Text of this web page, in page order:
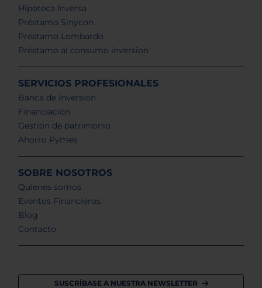
Hipoteca Inversa
Préstamo Sinycon
Préstamo Lombardo
Préstamo al consumo inversion
SERVICIOS PROFESIONALES
Banca de Inversión
Financiación
Gestión de patrimonio
Ahorro Pymes
SOBRE NOSOTROS
Quienes somos
Eventos Financieros
Blog
Contacto
SUSCRÍBASE A NUESTRA NEWSLETTER